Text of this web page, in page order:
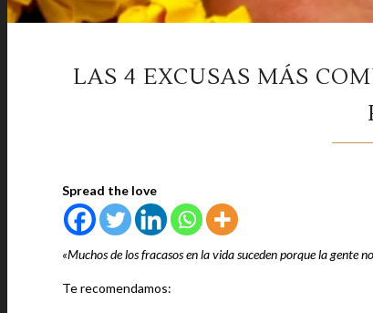
LAS 4 EXCUSAS MÁS
Spread the love
«Muchos de los fracasos en la vida suceden porque la gente
Te recomendamos: